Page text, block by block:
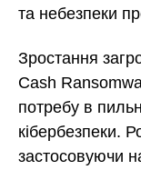
та небезпеки
Зростання
Cash
потребу в
кібербезпеки.
застосовуючи